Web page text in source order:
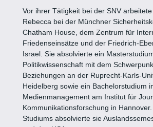
Vor ihrer Tätigkeit bei der SNV
Rebecca bei der Münchner
Chatham House, dem Zentrum für
Friedenseinsätze und der Friedrich-
Israel. Sie absolvierte ein
Politikwissenschaft mit dem
Beziehungen an der Ruprecht-Karls-
Heidelberg sowie ein Bachelorstudium
Medienmanagement am Institut für
Kommunikationsforschung in
Studiums absolvierte sie